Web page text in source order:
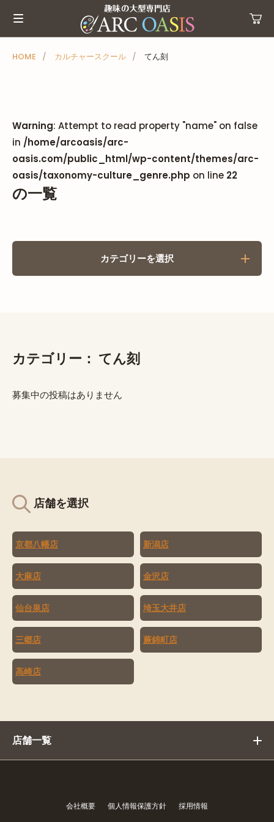
ュ
HOME カルチャースクール てん刻
Warning: Attempt to read property "name" on false
in /home/arcoasis/arc-
oasis.com/public_html/wp-content/themes/arc-
oasis/taxonomy-culture_genre.php on line 22
の一覧
カテゴリーを選択
カテゴリー： てん刻
募集中の投稿はありません
店舗を選択
京都八幡店 新潟店
大麻店 金沢店
仙台泉店 埼玉大井店
三郷店 蕨錦町店
高崎店
店舗一覧
会社概要 個人情報保護方針 採用情報